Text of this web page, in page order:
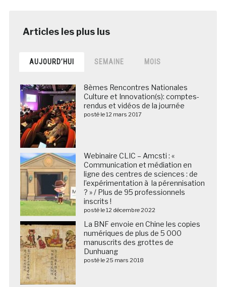
AUJOURD’HUI SEMAINE MOIS
8èmes Rencontres Nationales
Culture et Innovation(s): comptes-
rendus et vidéos de la journée
posté le 12 mars 2017
Webinaire CLIC – Amcsti : «
Communication et médiation en
ligne des centres de sciences : de
l’expérimentation à la pérennisation
? » / Plus de 95 professionnels
inscrits !
posté le 12 décembre 2022
La BNF envoie en Chine les copies
numériques de plus de 5 000
manuscrits des grottes de
Dunhuang
posté le 25 mars 2018